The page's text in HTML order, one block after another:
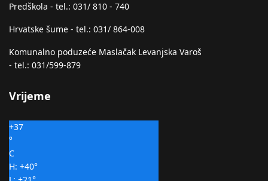
Predškola - tel.: 031/ 810 - 740
Hrvatske šume - tel.: 031/ 864-008
Komunalno poduzeće Maslačak Levanjska Varoš
- tel.: 031/599-879
Vrijeme
+37
°
C
H: +40°